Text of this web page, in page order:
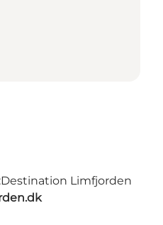
Destination Limfjorden